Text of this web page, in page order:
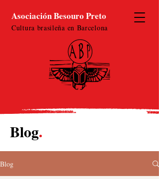
Asociación Besouro Preto
Cultura brasileña en Barcelona
Blog.
Blog